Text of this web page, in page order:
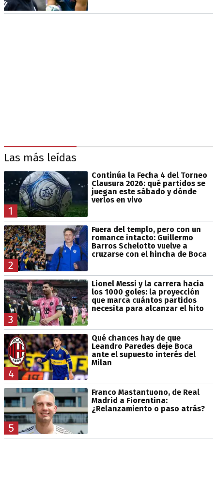
Las más leídas
1
Continúa la Fecha 4 del Torneo
Clausura 2026: qué partidos se
juegan este sábado y dónde
verlos en vivo
2
Fuera del templo, pero con un
romance intacto: Guillermo
Barros Schelotto vuelve a
cruzarse con el hincha de Boca
3
Lionel Messi y la carrera hacia
los 1000 goles: la proyección
que marca cuántos partidos
necesita para alcanzar el hito
4
Qué chances hay de que
Leandro Paredes deje Boca
ante el supuesto interés del
Milan
5
Franco Mastantuono, de Real
Madrid a Fiorentina:
¿Relanzamiento o paso atrás?